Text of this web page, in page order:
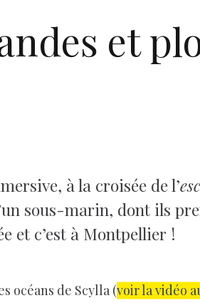
et
à la croisée de l’
sous-marin, dont ils
et c’est à Montpellier !
océans de Scylla (voir la vidéo